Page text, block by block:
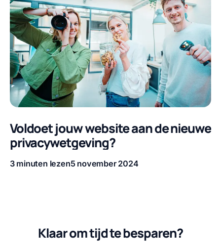
Voldoet jouw website aan de nieuwe
privacywetgeving?
Leestijd
3 minuten lezen
Publicatiedatum
5 november 2024
Klaar om tijd te besparen?